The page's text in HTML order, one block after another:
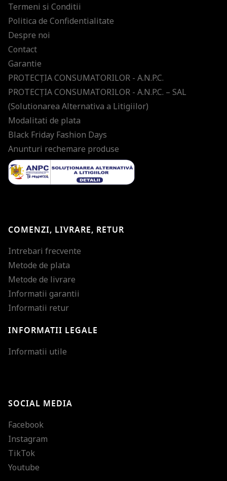
Termeni si Conditii
Politica de Confidentialitate
Despre noi
Contact
Garantie
PROTECŢIA CONSUMATORILOR - A.N.P.C.
PROTECŢIA CONSUMATORILOR - A.N.P.C. – SAL
(Solutionarea Alternativa a Litigiilor)
Modalitati de plata
Black Friday Fashion Days
Anunturi rechemare produse
COMENZI, LIVRARE, RETUR
Intrebari frecvente
Metode de plata
Metode de livrare
Informatii garantii
Informatii retur
INFORMATII LEGALE
Informatii utile
SOCIAL MEDIA
Facebook
Instagram
TikTok
Youtube